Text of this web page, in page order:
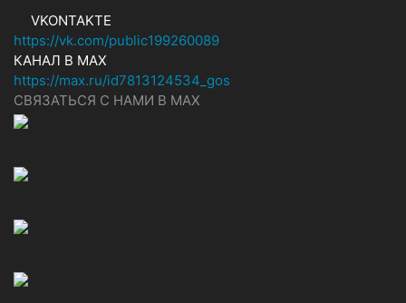
VKONTAKTE
https://vk.com/public199260089
КАНАЛ В MAX
https://max.ru/id7813124534_gos
СВЯЗАТЬСЯ С НАМИ В МАХ